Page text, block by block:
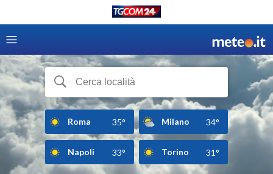
Roma 35° Milano 34°
Napoli 33° Torino 31°